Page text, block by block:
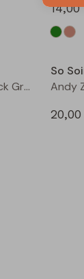
14,00
Sling Z10418 dames buiten jack Groen mos
So
20,00